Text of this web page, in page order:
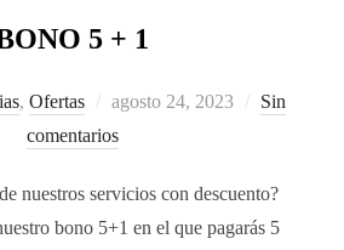
5 + 1
, Ofertas agosto 24, 2023
Sin
comentarios
nuestros servicios con descuento?
bono 5+1 en el que pagarás 5